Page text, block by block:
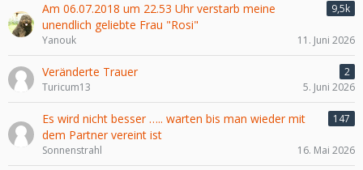
Am 06.07.2018 um 22.53 Uhr verstarb meine
unendlich geliebte Frau "Rosi"
9,5k
Yanouk 11. Juni 2026
Veränderte Trauer
2
Turicum13
5. Juni 2026
Es wird nicht besser ….. warten bis man wieder mit
dem Partner vereint ist
147
Sonnenstrahl 16. Mai 2026